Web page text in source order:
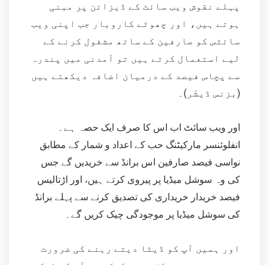
پہلے نقوش ویب سائٹ کے ڈیزائن پر مبنی
ہوتے ہیں، اور چھوٹے کاروبار جب اپنی ویب
سائٹس کو صارفین کے ساتھ مشغول کرنے کے
لیے استعمال کرتے ہیں تو آمدنی میں پندرہ
سے پچاس فیصد کے درمیان اضافہ دیکھتے ہیں
(بزنس ڈیشَر)۔
اور ویب سائٹ اب اس کا صرف ایک حصہ ہے۔
انفلوئنسر مارکیٹنگ حب کے اعداد و شمار کے مطابق
نواسی فیصد صارفین اس برانڈ سے خریدیں گے جس
کی وہ سوشل میڈیا پر پیروی کرتے ہیں، اور اڑتالیس
فیصد خریدار خریداری کی تصدیق کرنے سے پہلے برانڈ
کی سوشل میڈیا پر موجودگی چیک کریں گے۔
اور ہمیں آپ کو ڈیٹا دیتے رہنے کی ضرورت